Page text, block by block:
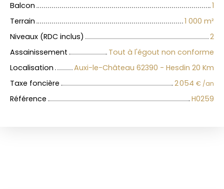
Balcon
1
Terrain
1 000 m²
Niveaux (RDC inclus)
2
Assainissement
Tout à l'égout non conforme
Localisation
Auxi-le-Château 62390 - Hesdin 20 Km
Taxe foncière
2 054 € /an
Référence H0259